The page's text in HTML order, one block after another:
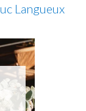
Langueux